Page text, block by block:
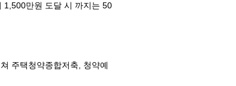
1,500만원 도달 시 까지는 50
주택청약종합저축, 청약예